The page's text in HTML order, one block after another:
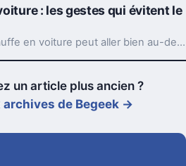
: les gestes qui évitent le
Un smartphone qui surchauffe en voiture peut aller bien au-delà du simple bug. Support, charge et soleil direct forment souvent le trio à éviter.
un article plus ancien ?
de Begeek →